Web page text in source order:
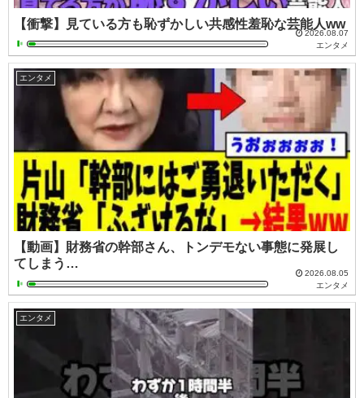
【衝撃】見ている方も恥ずかしい共感性羞恥な芸能人ww
2026.08.07
エンタメ
エンタメ
【動画】財務省の幹部さん、トンデモない事態に発展し
てしまう…
2026.08.05
エンタメ
エンタメ